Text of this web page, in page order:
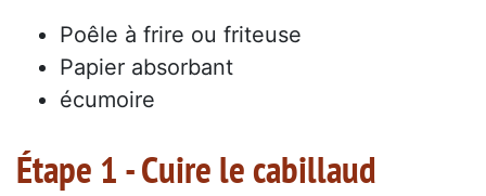
Poêle à frire ou friteuse
Papier absorbant
écumoire
Étape 1 - Cuire le cabillaud